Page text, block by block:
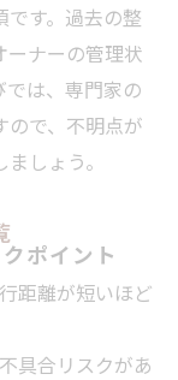
説
ツ
と見分け方
しい知識
判断基準
標
重視しよう
化ポイント
です。過去の整
ナーの管理状
は、専門家の
ので、不明点が
しょう。
ポイント
距離が短いほど
具合リスクがあ